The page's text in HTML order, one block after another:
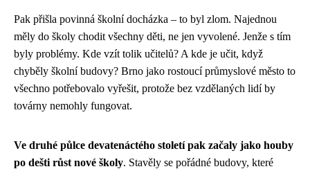
Pak přišla povinná školní docházka – to byl zlom. Najednou
měly do školy chodit všechny děti, ne jen vyvolené. Jenže s tím
byly problémy. Kde vzít tolik učitelů? A kde je učit, když
chyběly školní budovy? Brno jako rostoucí průmyslové město to
všechno potřebovalo vyřešit, protože bez vzdělaných lidí by
továrny nemohly fungovat.
Ve druhé půlce devatenáctého století pak začaly jako houby
po dešti růst nové školy. Stavěly se pořádné budovy, které